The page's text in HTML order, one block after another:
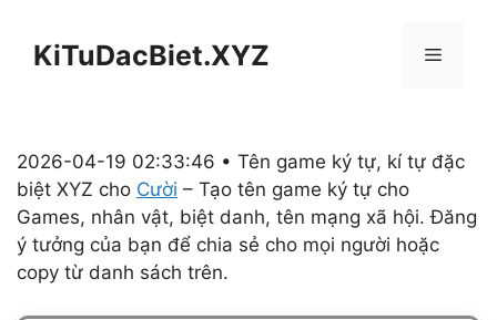
KiTuDacBiet.XYZ Menu
2026-04-19 02:33:46 • Tên game ký tự, kí tự đặc
biệt XYZ cho Cười – Tạo tên game ký tự cho
Games, nhân vật, biệt danh, tên mạng xã hội. Đăng
ý tưởng của bạn để chia sẻ cho mọi người hoặc
copy từ danh sách trên.